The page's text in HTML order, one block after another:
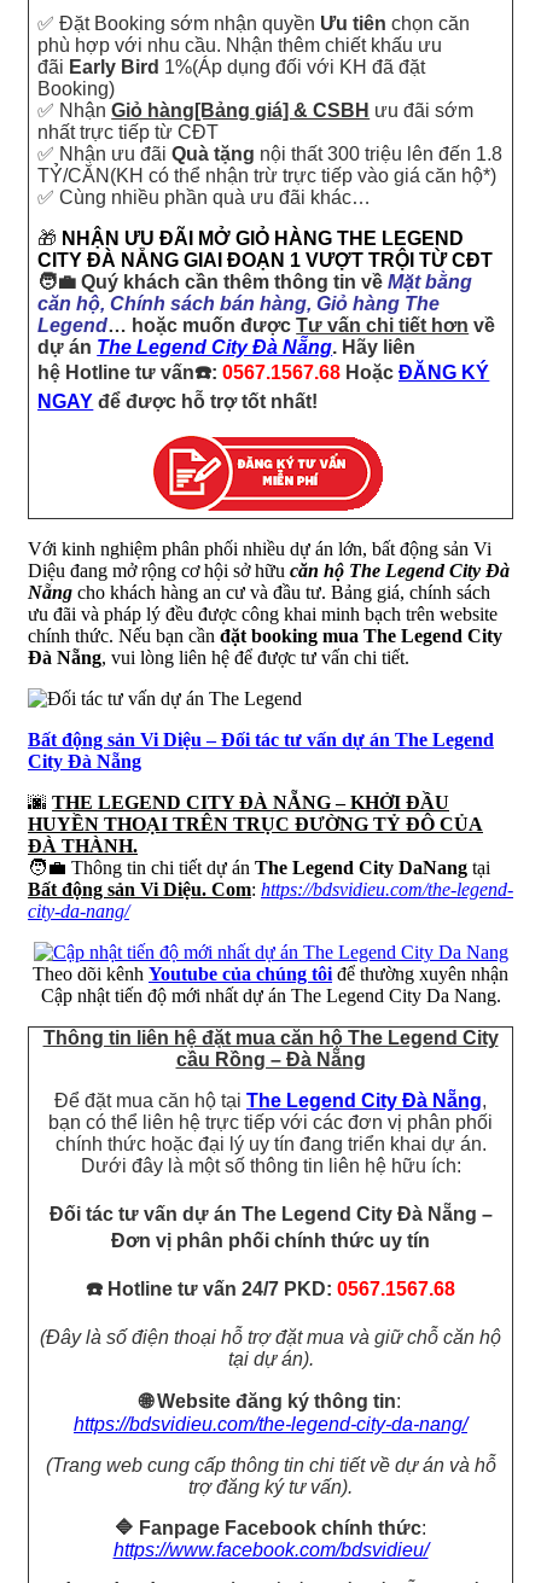
✅ Đặt Booking sớm nhận quyền Ưu tiên chọn căn
phù hợp với nhu cầu. Nhận thêm chiết khấu ưu
đãi Early Bird 1%(Áp dụng đối với KH đã đặt
Booking)
✅ NhậnGiỏ hàng[Bảng giá] & CSBH ưu đãi sớm
nhất trực tiếp từ CĐT
✅ Nhận ưu đãiQuà tặng nội thất 300 triệu lên đến 1.8
TỶ/CĂN(KH có thể nhận trừ trực tiếp vào giá căn hộ*)
✅ Cùng nhiều phần quà ưu đãi khác…
🎁 NHẬN ƯU ĐÃI MỞ GIỎ HÀNG THE LEGEND
CITY ĐÀ NẴNG GIAI ĐOẠN 1 VƯỢT TRỘI TỪ CĐT
🧑‍💼 Quý khách cần thêm thông tin vềMặt bằng
căn hộ, Chính sách bán hàng, Giỏ hàng The
Legend… hoặc muốn đượcTư vấn chi tiết hơn về
dự án The Legend City Đà Nẵng. Hãy liên
hệ Hotline tư vấn☎️:0567.1567.68 HoặcĐĂNG KÝ
NGAY để được hỗ trợ tốt nhất!
Với kinh nghiệm phân phối nhiều dự án lớn, bất động sản Vi
Diệu đang mở rộng cơ hội sở hữu căn hộ The Legend City Đà
Nẵng cho khách hàng an cư và đầu tư. Bảng giá, chính sách
ưu đãi và pháp lý đều được công khai minh bạch trên website
chính thức. Nếu bạn cần đặt booking mua The Legend City
Đà Nẵng, vui lòng liên hệ để được tư vấn chi tiết.
Bất động sản Vi Diệu – Đối tác tư vấn dự án The Legend
City Đà Nẵng
🌆 THE LEGEND CITY ĐÀ NẴNG – KHỞI ĐẦU
HUYỀN THOẠI TRÊN TRỤC ĐƯỜNG TỶ ĐÔ CỦA
ĐÀ THÀNH.
🧑‍💼 Thông tin chi tiết dự án The Legend City DaNang tại
Bất động sản Vi Diệu. Com: https://bdsvidieu.com/the-legend-
city-da-nang/
Theo dõi kênh Youtube của chúng tôi để thường xuyên nhận
Cập nhật tiến độ mới nhất dự án The Legend City Da Nang.
Thông tin liên hệ đặt mua căn hộ The Legend City
cầu Rồng – Đà Nẵng
Để đặt mua căn hộ tại The Legend City Đà Nẵng,
bạn có thể liên hệ trực tiếp với các đơn vị phân phối
chính thức hoặc đại lý uy tín đang triển khai dự án.
Dưới đây là một số thông tin liên hệ hữu ích:​
Đối tác tư vấn dự án The Legend City Đà Nẵng –
Đơn vị phân phối chính thức uy tín
☎️ Hotline tư vấn 24/7 PKD: 0567.1567.68
(Đây là số điện thoại hỗ trợ đặt mua và giữ chỗ căn hộ
tại dự án).
🌐 Website đăng ký thông tin:
https://bdsvidieu.com/the-legend-city-da-nang/
(Trang web cung cấp thông tin chi tiết về dự án và hỗ
trợ đăng ký tư vấn).​
🔷 Fanpage Facebook chính thức:
https://www.facebook.com/bdsvidieu/